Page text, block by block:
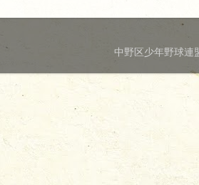
中野区少年野球連